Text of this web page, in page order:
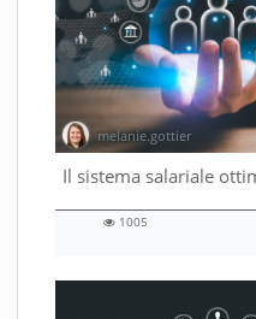
melanie.gottier
06:55 duration
1005